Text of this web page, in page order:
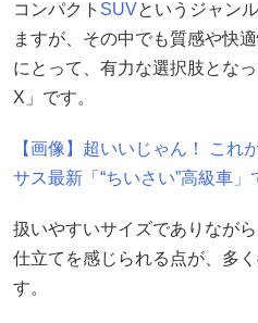
コンパクト SUVというジャン
ますが、その中でも質感や快
にとって、有力な選択肢とな
X」です。
【画像】超いいじゃん！ これ
サス最新「“ちいさい”高級車」
扱いやすいサイズでありなが
仕立てを感じられる点が、多
す。